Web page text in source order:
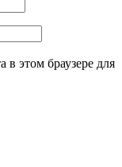
в этом браузере для